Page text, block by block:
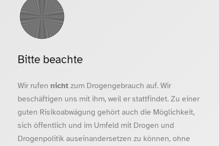
Bitte beachte
Wir rufen nichtzum Drogengebrauch auf. Wir
beschäftigen uns mit ihm, weil er stattfindet. Zu einer
guten Risikoabwägung gehört auch die Möglichkeit,
sich öffentlich und im Umfeld mit Drogen und
Drogenpolitik auseinandersetzen zu können, ohne